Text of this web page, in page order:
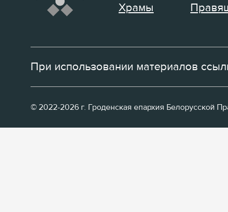
Храмы
При использовании материалов
© 2022-2026 г. Гроденская епархия Белорусской